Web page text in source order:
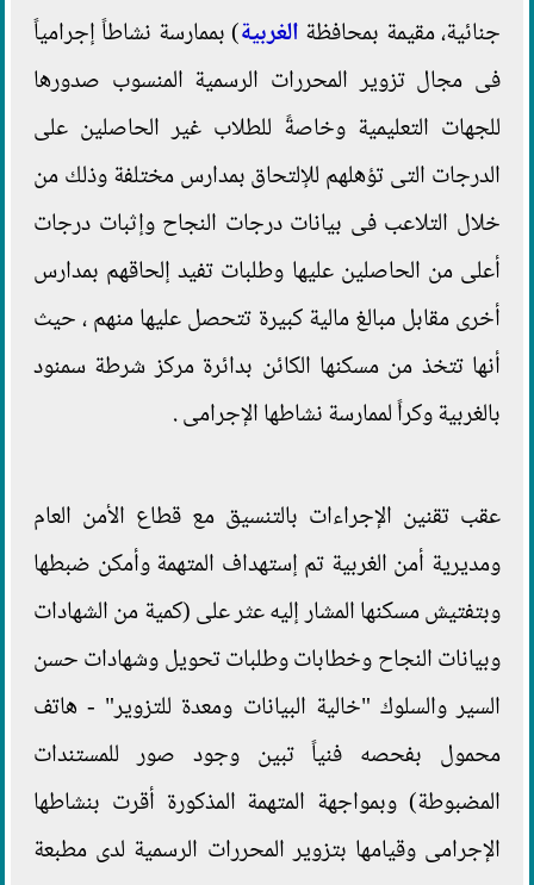
جنائية، مقيمة بمحافظة الغربية) بممارسة نشاطاً إجرامياً
فى مجال تزوير المحررات الرسمية المنسوب صدورها
للجهات التعليمية وخاصةً للطلاب غير الحاصلين على
الدرجات التى تؤهلهم للإلتحاق بمدارس مختلفة وذلك من
خلال التلاعب فى بيانات درجات النجاح وإثبات درجات
أعلى من الحاصلين عليها وطلبات تفيد إلحاقهم بمدارس
أخرى مقابل مبالغ مالية كبيرة تتحصل عليها منهم ، حيث
أنها تتخذ من مسكنها الكائن بدائرة مركز شرطة سمنود
بالغربية وكراً لممارسة نشاطها الإجرامى .
عقب تقنين الإجراءات بالتنسيق مع قطاع الأمن العام
ومديرية أمن الغربية تم إستهداف المتهمة وأمكن ضبطها
وبتفتيش مسكنها المشار إليه عثر على (كمية من الشهادات
وبيانات النجاح وخطابات وطلبات تحويل وشهادات حسن
السير والسلوك "خالية البيانات ومعدة للتزوير" - هاتف
محمول بفحصه فنياً تبين وجود صور للمستندات
المضبوطة) وبمواجهة المتهمة المذكورة أقرت بنشاطها
الإجرامى وقيامها بتزوير المحررات الرسمية لدى مطبعة